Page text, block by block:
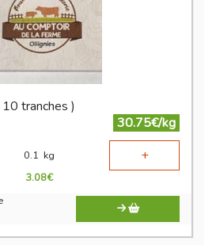
tranches )
30.75€/kg
0.1 kg +
3.08€